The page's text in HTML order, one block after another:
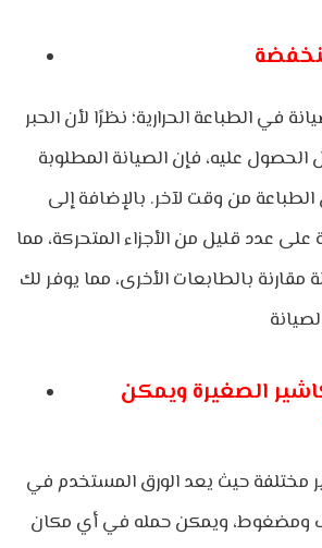
في الطباعة الحرارية؛ نظرًا لأن الحبر
عليه، فإن الصيانة المطلوبة
من وقت لآخر. بالإضافة إلى
عدد قليل من الأجزاء المتحركة، مما
بالطابعات الأخرى، مما يوفر لك
الصغيرة ويمكن
مختلفة حيث يعد الورق المستخدم في
ومضغوط، ويمكن حمله في أي مكان